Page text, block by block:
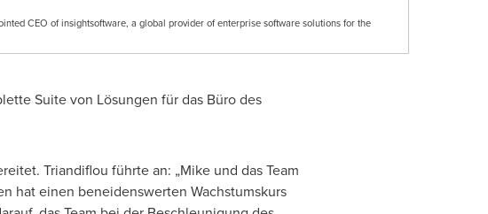
CEO of insightsoftware, a global provider of enterprise software solutions for the
Suite von Lösungen für das Büro des
Triandiflou führte an: „Mike und das Team
hat einen beneidenswerten Wachstumskurs